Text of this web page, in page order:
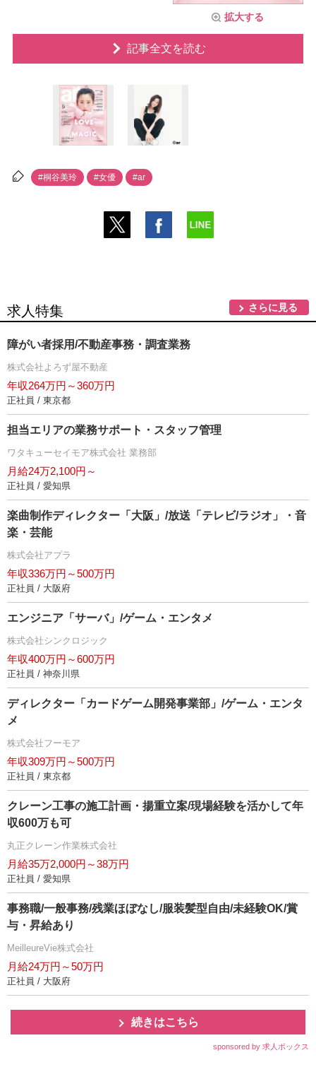
拡大する
記事全文を読む
#桐谷美玲 #女優 #ar
求人特集 さらに見る
障がい者採用/不動産事務・調査業務
株式会社よろず屋不動産
年収264万円～360万円
正社員 / 東京都
担当エリアの業務サポート・スタッフ管理
ワタキューセイモア株式会社 業務部
月給24万2,100円～
正社員 / 愛知県
楽曲制作ディレクター「大阪」/放送「テレビ/ラジオ」・音
楽・芸能
株式会社アプラ
年収336万円～500万円
正社員 / 大阪府
エンジニア「サーバ」/ゲーム・エンタメ
株式会社シンクロジック
年収400万円～600万円
正社員 / 神奈川県
ディレクター「カードゲーム開発事業部」/ゲーム・エンタ
メ
株式会社フーモア
年収309万円～500万円
正社員 / 東京都
クレーン工事の施工計画・揚重立案/現場経験を活かして年
収600万も可
丸正クレーン作業株式会社
月給35万2,000円～38万円
正社員 / 愛知県
事務職/一般事務/残業ほぼなし/服装髪型自由/未経験OK/賞
与・昇給あり
MeilleureVie株式会社
月給24万円～50万円
正社員 / 大阪府
続きはこちら
sponsored by 求人ボックス